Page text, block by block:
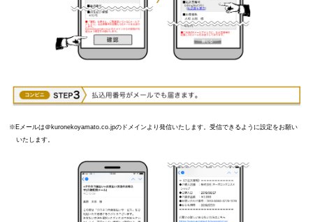
Eメールは＠kuronekoyamato.co.jpのドメインより発信いたします。受信できるように設定をお願い
いたします。